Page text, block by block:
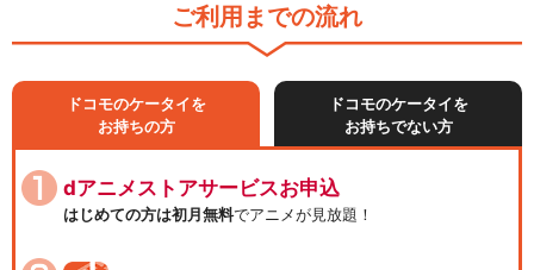
ご利用までの流れ
ドコモのケータイを
お持ちの方
ドコモのケータイを
お持ちでない方
dアニメストアサービスお申込
はじめての方は初月無料でアニメが見放題！